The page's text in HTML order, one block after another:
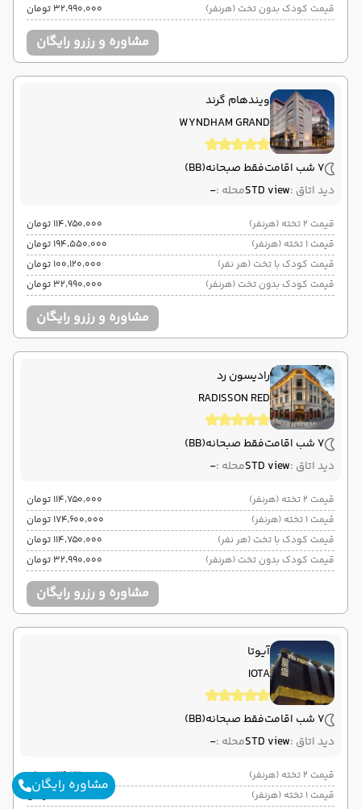
قیمت کودک بدون تخت (هرنفر)
۳۲٬۹۹۰٬۰۰۰ تومان
مشاوره و رزرو رایگان
ویندهام گرند
WYNDHAM GRAND
7 شب اقامت فقط صبحانه(BB)
دید اتاق :STD viewمحله :-
قیمت 2 تخته (هرنفر)
۱۱۴٬۷۵۰٬۰۰۰ تومان
قیمت 1 تخته (هرنفر)
۱۹۴٬۵۵۰٬۰۰۰ تومان
قیمت کودک با تخت (هر نفر)
۱۰۰٬۱۲۰٬۰۰۰ تومان
قیمت کودک بدون تخت (هرنفر)
۳۲٬۹۹۰٬۰۰۰ تومان
مشاوره و رزرو رایگان
رادیسون رد
RADISSON RED
7 شب اقامت فقط صبحانه(BB)
دید اتاق :STD viewمحله :-
قیمت 2 تخته (هرنفر)
۱۱۴٬۷۵۰٬۰۰۰ تومان
قیمت 1 تخته (هرنفر)
۱۷۴٬۶۰۰٬۰۰۰ تومان
قیمت کودک با تخت (هر نفر)
۱۱۴٬۷۵۰٬۰۰۰ تومان
قیمت کودک بدون تخت (هرنفر)
۳۲٬۹۹۰٬۰۰۰ تومان
مشاوره و رزرو رایگان
آیوتا
IOTA
7 شب اقامت فقط صبحانه(BB)
دید اتاق :STD viewمحله :-
قیمت 2 تخته (هرنفر)
۱۲۴٬۷۳۰٬۰۰۰ تومان
قیمت 1 تخته (هرنفر)
۱۸۷٬۹۰۰٬۰۰۰ تومان
مشاوره رایگان